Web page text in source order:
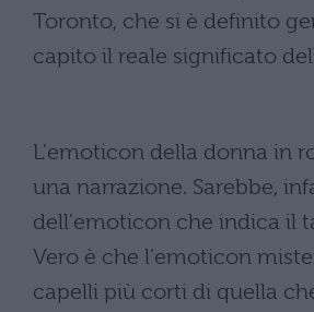
Toronto, che si è definito
capito il reale significato
L'emoticon della donna in
una narrazione. Sarebbe,
dell'emoticon che indica il
Vero è che l'emoticon
capelli più corti di quella